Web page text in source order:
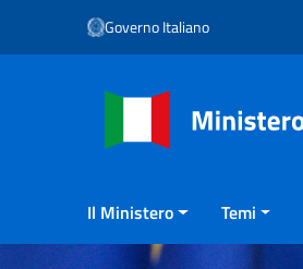
Vai ai contenuti
Vai al menu di navigazione
Governo Italiano
Il Ministero Temi